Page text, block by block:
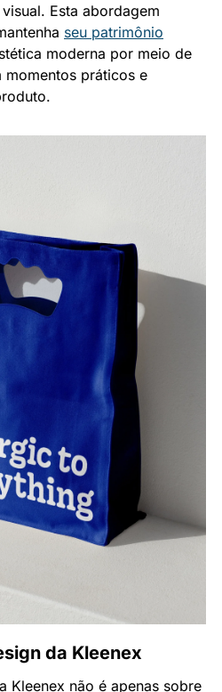
Esta abordagem
seu patrimônio
moderna por meio de
momentos práticos e
da Kleenex
Kleenex não é apenas sobre